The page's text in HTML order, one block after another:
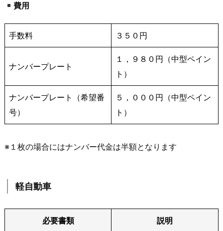
費用
手数料 ３５０円
ナンバープレート
１，９８０円（中型ペイン
ト）
ナンバープレート（希望番
号）
５，０００円（中型ペイン
ト）
※１枚の場合にはナンバー代金は半額となります
軽自動車
必要書類 説明